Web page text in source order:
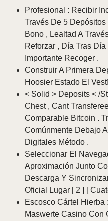
Profesional : Recibir
Través De 5
Bono , Lealtad A
Reforzar , Día Tras
Importante Recoger .
Construir A Primera
Hoosier Estado El
< Solid > Deposits < /
Chest , Cant
Comparable Bitcoin .
Comúnmente Debajo
Digitales Método .
Seleccionar El
Aproximación Junto
Descarga Y
Oficial Lugar [ 2 ] [
Escosco Cártel
Maswerte Casino Con